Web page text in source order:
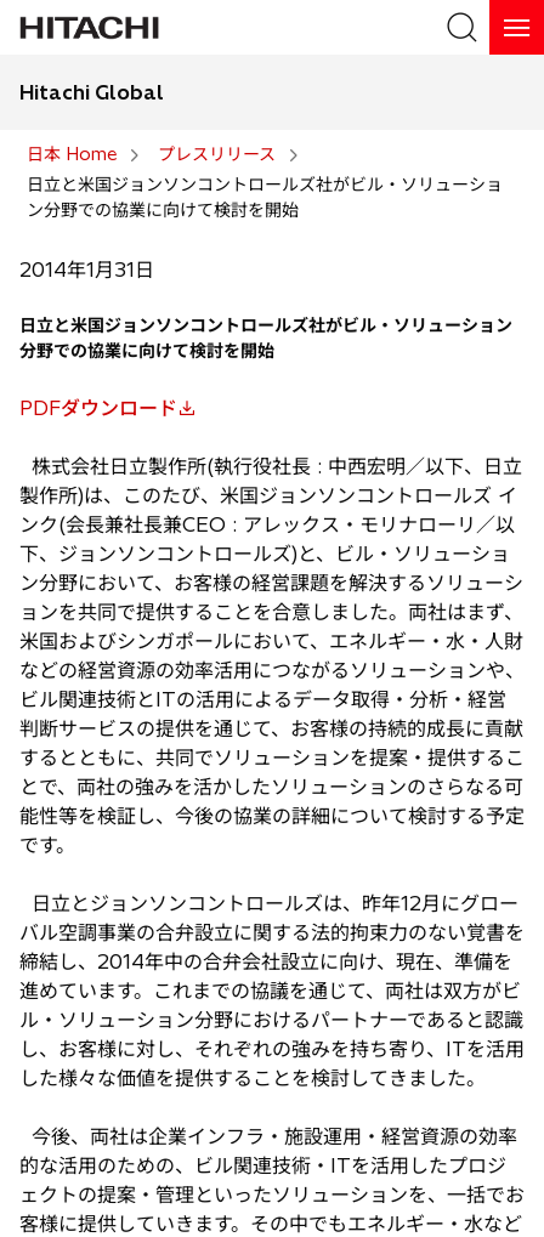
検索
Hitachi Global
日本 Home
プレスリリース
日立と米国ジョンソンコントロールズ社がビル・ソリューショ
ン分野での協業に向けて検討を開始
2014年1月31日
日立と米国ジョンソンコントロールズ社がビル・ソリューション
分野での協業に向けて検討を開始
PDFダウンロード
新
い
タ
ブ
で
開
く
株式会社日立製作所(執行役社長 : 中西宏明／以下、日立
製作所)は、このたび、米国ジョンソンコントロールズ イ
ンク(会長兼社長兼CEO : アレックス・モリナローリ／以
下、ジョンソンコントロールズ)と、ビル・ソリューショ
ン分野において、お客様の経営課題を解決するソリューシ
ョンを共同で提供することを合意しました。両社はまず、
米国およびシンガポールにおいて、エネルギー・水・人財
などの経営資源の効率活用につながるソリューションや、
ビル関連技術とITの活用によるデータ取得・分析・経営
判断サービスの提供を通じて、お客様の持続的成長に貢献
するとともに、共同でソリューションを提案・提供するこ
とで、両社の強みを活かしたソリューションのさらなる可
能性等を検証し、今後の協業の詳細について検討する予定
です。
日立とジョンソンコントロールズは、昨年12月にグロー
バル空調事業の合弁設立に関する法的拘束力のない覚書を
締結し、2014年中の合弁会社設立に向け、現在、準備を
進めています。これまでの協議を通じて、両社は双方がビ
ル・ソリューション分野におけるパートナーであると認識
し、お客様に対し、それぞれの強みを持ち寄り、ITを活用
した様々な価値を提供することを検討してきました。
今後、両社は企業インフラ・施設運用・経営資源の効率
的な活用のための、ビル関連技術・ITを活用したプロジ
ェクトの提案・管理といったソリューションを、一括でお
客様に提供していきます。その中でもエネルギー・水など